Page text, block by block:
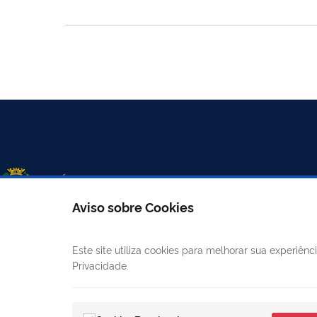
CANAIS
Aviso sobre Cookies
Este site utiliza cookies para melhorar sua
Privacidade.